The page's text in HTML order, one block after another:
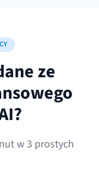
ze
w 3 prostych